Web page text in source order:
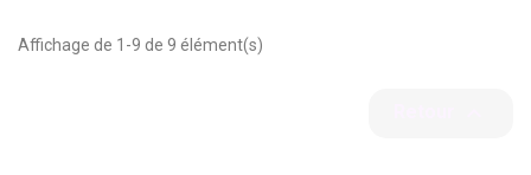
Affichage de 1-9 de 9 élément(s)